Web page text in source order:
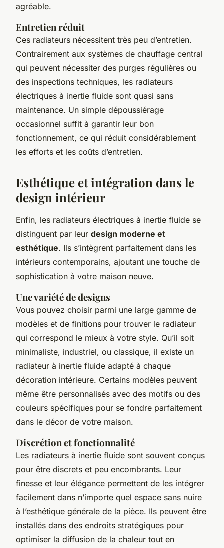
agréable.
Entretien réduit
Ces radiateurs nécessitent très peu d’entretien.
Contrairement aux systèmes de chauffage central
qui peuvent nécessiter des purges régulières ou
des inspections techniques, les radiateurs
électriques à inertie fluide sont quasi sans
maintenance. Un simple dépoussiérage
occasionnel suffit à garantir leur bon
fonctionnement, ce qui réduit considérablement
les efforts et les coûts d’entretien.
Esthétique et intégration dans le
design intérieur
Enfin, les radiateurs électriques à inertie fluide se
distinguent par leur design moderne et
esthétique. Ils s’intègrent parfaitement dans les
intérieurs contemporains, ajoutant une touche de
sophistication à votre maison neuve.
Une variété de designs
Vous pouvez choisir parmi une large gamme de
modèles et de finitions pour trouver le radiateur
qui correspond le mieux à votre style. Qu’il soit
minimaliste, industriel, ou classique, il existe un
radiateur à inertie fluide adapté à chaque
décoration intérieure. Certains modèles peuvent
même être personnalisés avec des motifs ou des
couleurs spécifiques pour se fondre parfaitement
dans le décor de votre maison.
Discrétion et fonctionnalité
Les radiateurs à inertie fluide sont souvent conçus
pour être discrets et peu encombrants. Leur
finesse et leur élégance permettent de les intégrer
facilement dans n’importe quel espace sans nuire
à l’esthétique générale de la pièce. Ils peuvent être
installés dans des endroits stratégiques pour
optimiser la diffusion de la chaleur tout en